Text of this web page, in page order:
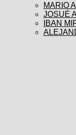
MARIO
JOSUÉ
IBAN